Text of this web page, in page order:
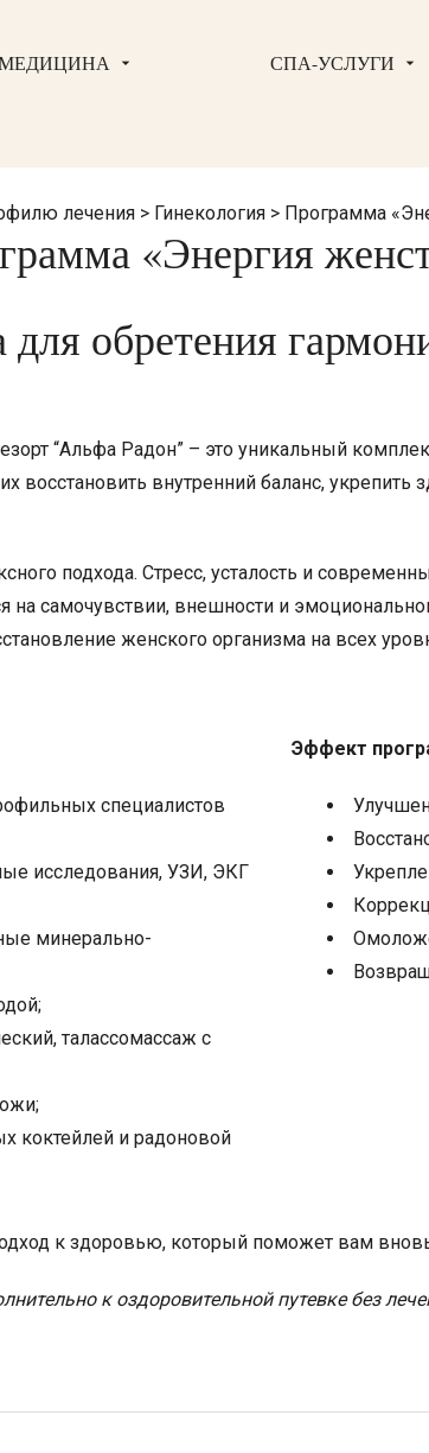
СПА-УСЛУГИ
лечения > Гинекология > Программа
«Энергия
обретения
“Альфа Радон” – это уникальный
внутренний баланс, укрепить
подхода. Стресс, усталость и
на самочувствии, внешности и
женского организма на всех
специалистов
исследования, УЗИ, ЭКГ
минерально-
талассомассаж с
коктейлей и радоновой
Эффект
к здоровью, который поможет вам
к оздоровительной путевке без